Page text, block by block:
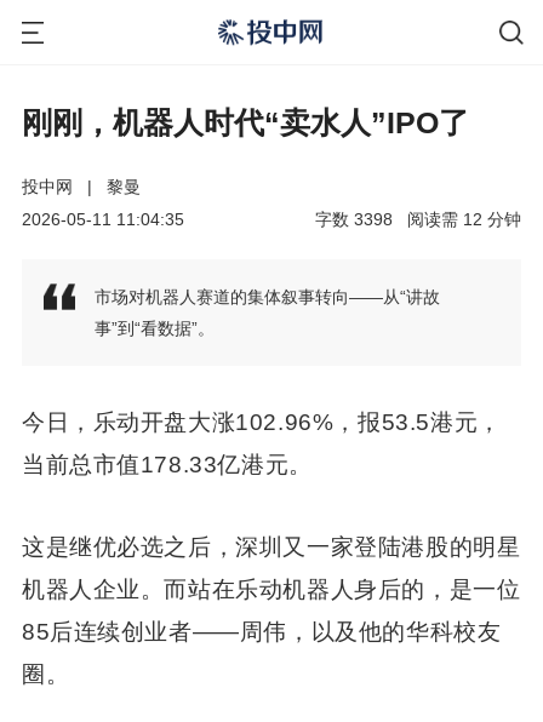
刚刚，机器人时代“卖水人”IPO了
投中网 |
黎曼
2026-05-11 11:04:35
分钟
12
阅读需
3398
字数
市场对机器人赛道的集体叙事转向——从“讲故
事”到“看数据”。
今日，乐动开盘大涨102.96%，报53.5港元，
当前总市值178.33亿港元。
这是继优必选之后，深圳又一家登陆港股的明星
机器人企业。而站在乐动机器人身后的，是一位
85后连续创业者——周伟，以及他的华科校友
圈。